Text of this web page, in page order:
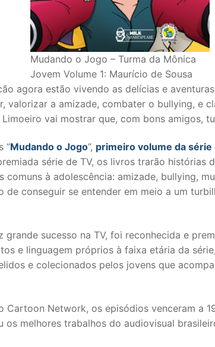
Mudando o Jogo – Turma da Mônica
Jovem Volume 1: Maurício de Sousa
agora estão vivendo as delícias e
valorizar a amizade, combater o bullying, e
vai mostrar que, com bons amigos,
“Mudando o Jogo”, primeiro volume da
série de TV, os livros trarão histórias
comuns à adolescência: amizade, bullying,
de conseguir se entender em meio a um
grande sucesso na TV, foi reconhecida e
e linguagem próprios à faixa etária da
e colecionados pelos jovens que
Cartoon Network, os episódios venceram a
os melhores trabalhos do audiovisual